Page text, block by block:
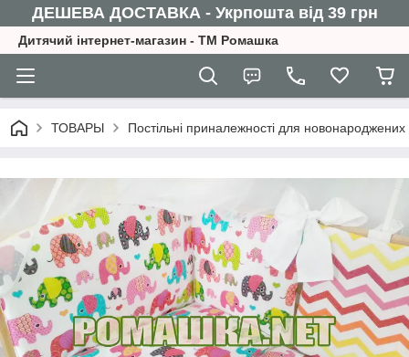
ДЕШЕВА ДОСТАВКА - Укрпошта від 39 грн
Дитячий інтернет-магазин - ТМ Ромашка
ТОВАРЫ Постільні приналежності для новонароджених